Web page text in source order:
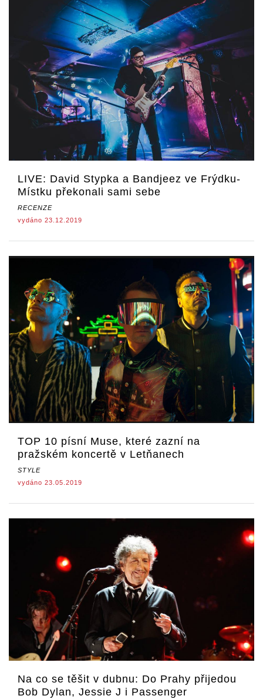
LIVE: David Stypka a Bandjeez ve Frýdku-
Místku překonali sami sebe
RECENZE
vydáno 23.12.2019
TOP 10 písní Muse, které zazní na
pražském koncertě v Letňanech
STYLE
vydáno 23.05.2019
Na co se těšit v dubnu: Do Prahy přijedou
Bob Dylan, Jessie J i Passenger